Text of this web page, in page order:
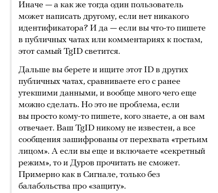
Иначе — а как же тогда один пользователь
может написать другому, если нет никакого
идентификатора? И да — если вы что-то пишете
в публичных чатах или комментариях к постам,
этот самый TgID светится.
Дальше вы берете и ищите этот ID в других
публичных чатах, сравниваете его с ранее
утекшими данными, и вообще много чего еще
можно сделать. Но это не проблема, если
вы просто кому-то пишете, кого знаете, а он вам
отвечает. Ваш TgID никому не известен, а все
сообщения зашифрованы от перехвата «третьим
лицом». А если вы еще и включаете «секретный
режим», то и Дуров прочитать не сможет.
Примерно как в Сигнале, только без
балабольства про «защиту».